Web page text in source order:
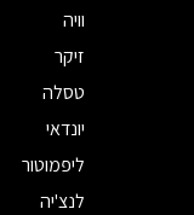
וויה
זיקר
טסלה
יונדאי
ליפמוטור
לנצ'יה